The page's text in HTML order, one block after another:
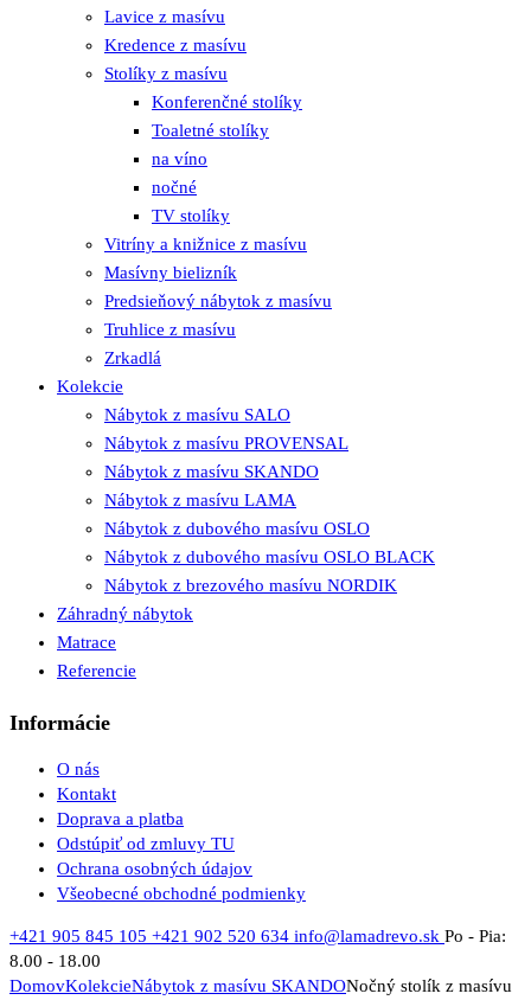
Lavice z masívu
Kredence z masívu
Stolíky z masívu
Konferenčné stolíky
Toaletné stolíky
na víno
nočné
TV stolíky
Vitríny a knižnice z masívu
Masívny bielizník
Predsieňový nábytok z masívu
Truhlice z masívu
Zrkadlá
Kolekcie
Nábytok z masívu SALO
Nábytok z masívu PROVENSAL
Nábytok z masívu SKANDO
Nábytok z masívu LAMA
Nábytok z dubového masívu OSLO
Nábytok z dubového masívu OSLO BLACK
Nábytok z brezového masívu NORDIK
Záhradný nábytok
Matrace
Referencie
Informácie
O nás
Kontakt
Doprava a platba
Odstúpiť od zmluvy TU
Ochrana osobných údajov
Všeobecné obchodné podmienky
+421 905 845 105 +421 902 520 634 info@lamadrevo.sk Po - Pia:
8.00 - 18.00
DomovKolekcieNábytok z masívu SKANDONočný stolík z masívu